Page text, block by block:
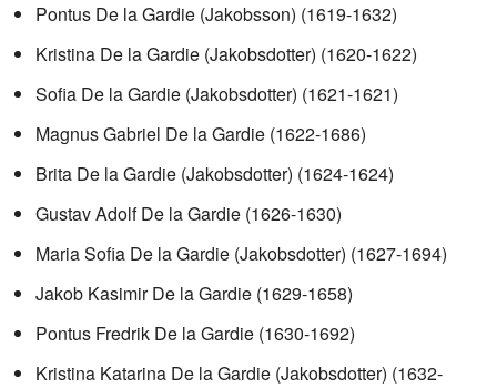
Pontus De la Gardie (Jakobsson) (1619-1632)
Kristina De la Gardie (Jakobsdotter) (1620-1622)
Sofia De la Gardie (Jakobsdotter) (1621-1621)
Magnus Gabriel De la Gardie (1622-1686)
Brita De la Gardie (Jakobsdotter) (1624-1624)
Gustav Adolf De la Gardie (1626-1630)
Maria Sofia De la Gardie (Jakobsdotter) (1627-1694)
Jakob Kasimir De la Gardie (1629-1658)
Pontus Fredrik De la Gardie (1630-1692)
Kristina Katarina De la Gardie (Jakobsdotter) (1632-